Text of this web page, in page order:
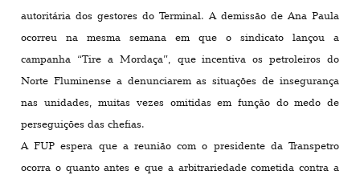
autoritária dos gestores do Terminal. A demissão de Ana Paula
ocorreu na mesma semana em que o sindicato lançou a
campanha “Tire a Mordaça”, que incentiva os petroleiros do
Norte Fluminense a denunciarem as situações de insegurança
nas unidades, muitas vezes omitidas em função do medo de
perseguições das chefias.
A FUP espera que a reunião com o presidente da Transpetro
ocorra o quanto antes e que a arbitrariedade cometida contra a